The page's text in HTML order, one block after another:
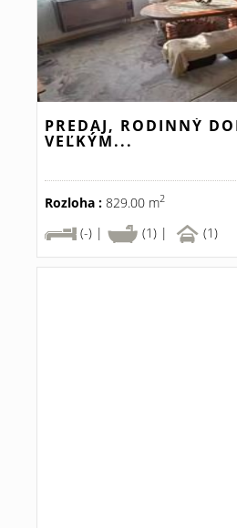
PREDAJ, RODINNÝ
VEĽKÝM...
Rozloha : 829.00 m2
(-) |
(1) | (1)